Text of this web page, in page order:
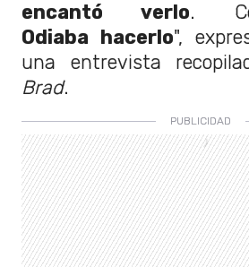
encantó verlo.
Odiaba hacerlo",
una entrevista
Brad.